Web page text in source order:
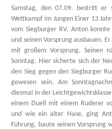
Samstag, den 07.09. bestritt er
Wettkampf im Jungen Einer 13
vom Siegburger RV. Anton
und seinen Vorsprung ausbauen.
mit großem Vorsprung. Seinen
Sonntag. Hier sicherte sich der
den Sieg gegen den Siegburger
gewesen sein. Am
diesmal in der
einem Duell mit einem Ruderer
und wie ein alter Hase, ging
Führung, baute seinen Vorsprung